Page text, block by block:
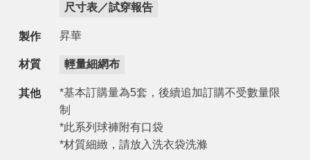
尺寸表／試穿報告
製作 昇華
材質 輕量細網布
其他
*基本訂購量為5套，後續追加訂購不受數量限
制
*此系列球褲附有口袋
*材質細緻，請放入洗衣袋洗滌